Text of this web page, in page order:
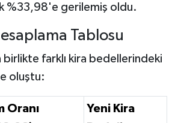
%33,98'e gerilemiş oldu.
Tablosu
birlikte farklı kira bedellerindeki
oluştu:
Oranı
Yeni Kira